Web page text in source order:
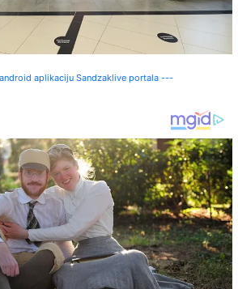
aplikaciju Sandzaklive portala ---